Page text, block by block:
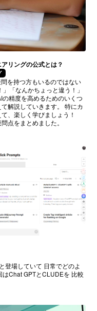
リングの公式とは？
を持つ方もいるのではない
「なんかちょっと違う！」
精度を高めるためのいくつ
解説していきます。 特にカ
、楽しく学びましょう！
点をまとめました。
登場していて 日常でどのよ
Chat GPTとCLUDEを 比較